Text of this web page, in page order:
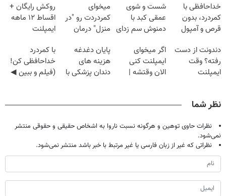
خداحافظی با
کمردرد، بدون
قرص و آمپول
شست و شوی
عمقی کبد با
دمنوش سم زدای
میخوای
کمردردت رو "در
منزل" درمان
◂پرسش‌نامه)
روکش رایگان +
اقساط ۱۲ ماهه
ایمپلنت
دندونت از دست
رفته؟ وقت
ایمپلنت
اگر میخوای
ایمپلنت کنی
الان وقتشه |
پایان دغدغه
هزینه های
دندان پزشکی با
با کمردرد
خداحافظی کن!
(فیلم و ببین ◀
نظر شما
نظرات حاوی توهین و هرگونه نسبت ناروا به اشخاص حقیقی و حقوقی منتشر
نمی‌شود.
نظراتی که غیر از زبان فارسی یا غیر مرتبط با خبر باشد منتشر نمی‌شود.